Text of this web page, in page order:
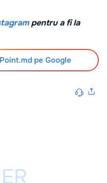
pentru a fi la
pe Google